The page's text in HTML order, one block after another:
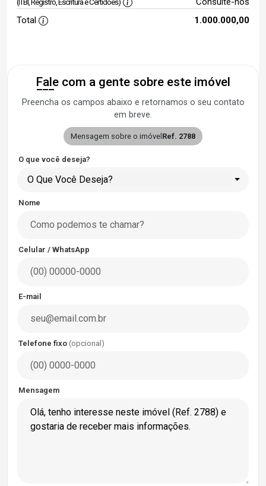
(ITBI, Registro, Escritura e Certidões)
Total
1.000.000,00
Fale com a gente sobre este imóvel
Preencha os campos abaixo e retornamos o seu contato
em breve.
Mensagem sobre o imóvelRef. 2788
O que você deseja?
O Que Você Deseja?
Nome
Celular / WhatsApp
E-mail
Telefone fixo (opcional)
Mensagem